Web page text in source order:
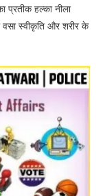
प्रतीक हल्का नीला
वसा स्वीकृति और शरीर के